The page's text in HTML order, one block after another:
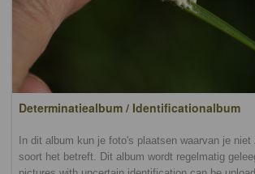
Determinatiealbum / Identificationalbum
In dit album kun je foto's plaatsen waarvan je
soort het betreft. Dit album wordt regelmatig